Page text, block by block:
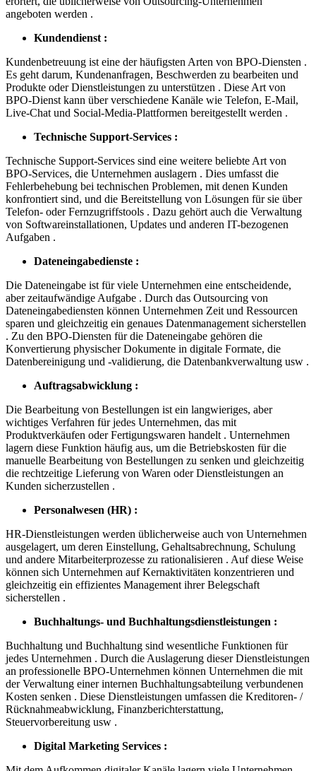
angeboten werden .
Kundendienst :
Kundenbetreuung ist eine der häufigsten Arten von BPO-Diensten .
Es geht darum, Kundenanfragen, Beschwerden zu bearbeiten und
Produkte oder Dienstleistungen zu unterstützen . Diese Art von
BPO-Dienst kann über verschiedene Kanäle wie Telefon, E-Mail,
Live-Chat und Social-Media-Plattformen bereitgestellt werden .
Technische Support-Services :
Technische Support-Services sind eine weitere beliebte Art von
BPO-Services, die Unternehmen auslagern . Dies umfasst die
Fehlerbehebung bei technischen Problemen, mit denen Kunden
konfrontiert sind, und die Bereitstellung von Lösungen für sie über
Telefon- oder Fernzugriffstools . Dazu gehört auch die Verwaltung
von Softwareinstallationen, Updates und anderen IT-bezogenen
Aufgaben .
Dateneingabedienste :
Die Dateneingabe ist für viele Unternehmen eine entscheidende,
aber zeitaufwändige Aufgabe . Durch das Outsourcing von
Dateneingabediensten können Unternehmen Zeit und Ressourcen
sparen und gleichzeitig ein genaues Datenmanagement sicherstellen
. Zu den BPO-Diensten für die Dateneingabe gehören die
Konvertierung physischer Dokumente in digitale Formate, die
Datenbereinigung und -validierung, die Datenbankverwaltung usw .
Auftragsabwicklung :
Die Bearbeitung von Bestellungen ist ein langwieriges, aber
wichtiges Verfahren für jedes Unternehmen, das mit
Produktverkäufen oder Fertigungswaren handelt . Unternehmen
lagern diese Funktion häufig aus, um die Betriebskosten für die
manuelle Bearbeitung von Bestellungen zu senken und gleichzeitig
die rechtzeitige Lieferung von Waren oder Dienstleistungen an
Kunden sicherzustellen .
Personalwesen (HR) :
HR-Dienstleistungen werden üblicherweise auch von Unternehmen
ausgelagert, um deren Einstellung, Gehaltsabrechnung, Schulung
und andere Mitarbeiterprozesse zu rationalisieren . Auf diese Weise
können sich Unternehmen auf Kernaktivitäten konzentrieren und
gleichzeitig ein effizientes Management ihrer Belegschaft
sicherstellen .
Buchhaltungs- und Buchhaltungsdienstleistungen :
Buchhaltung und Buchhaltung sind wesentliche Funktionen für
jedes Unternehmen . Durch die Auslagerung dieser Dienstleistungen
an professionelle BPO-Unternehmen können Unternehmen die mit
der Verwaltung einer internen Buchhaltungsabteilung verbundenen
Kosten senken . Diese Dienstleistungen umfassen die Kreditoren- /
Rücknahmeabwicklung, Finanzberichterstattung,
Steuervorbereitung usw .
Digital Marketing Services :